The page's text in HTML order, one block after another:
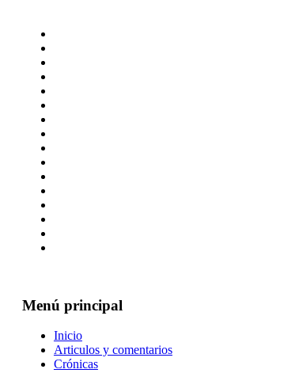
Menú principal
Inicio
Articulos y comentarios
Crónicas